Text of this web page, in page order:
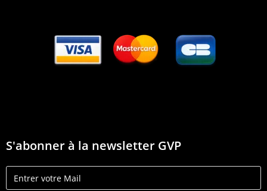
S'abonner à la newsletter GVP